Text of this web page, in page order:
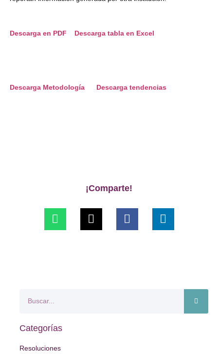
Descarga en PDF Descarga tabla en Excel
Descarga Metodología Descarga tendencias
¡Comparte!
Categorías
Resoluciones